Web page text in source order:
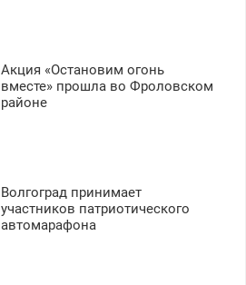
Акция «Остановим огонь
вместе» прошла во Фроловском
районе
Волгоград принимает
участников патриотического
автомарафона